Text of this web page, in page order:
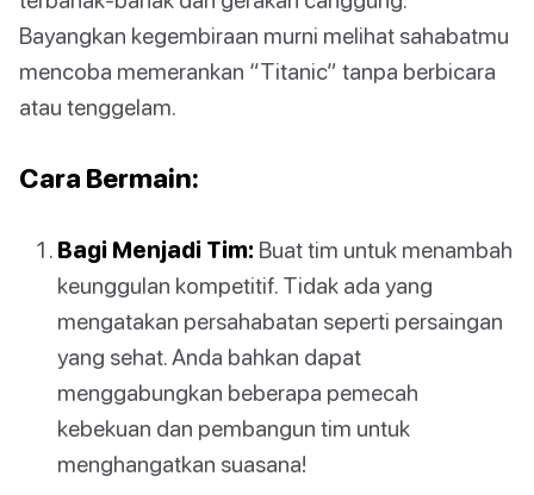
Bayangkan kegembiraan murni melihat sahabatmu
mencoba memerankan “Titanic” tanpa berbicara
atau tenggelam.
Cara Bermain:
Bagi Menjadi Tim: Buat tim untuk menambah
keunggulan kompetitif. Tidak ada yang
mengatakan persahabatan seperti persaingan
yang sehat. Anda bahkan dapat
menggabungkan beberapa pemecah
kebekuan dan pembangun tim untuk
menghangatkan suasana!